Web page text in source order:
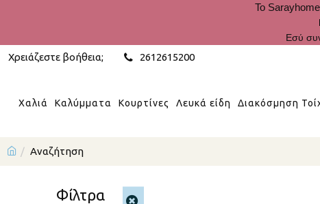
Το Sarayhome
Εσύ
Χρειάζεστε βοήθεια; 2612615200
Χαλιά Καλύμματα Κουρτίνες Λευκά είδη Διακόσμηση
Αναζήτηση
Φίλτρα